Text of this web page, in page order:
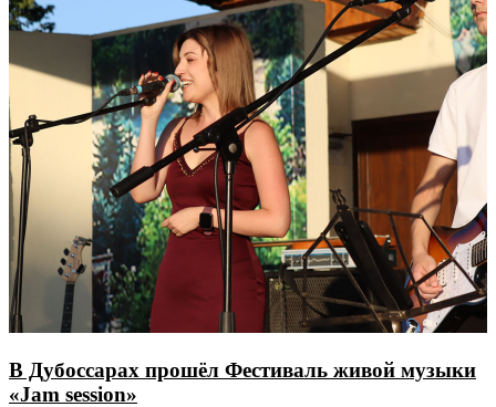
В Дубоссарах прошёл Фестиваль живой музыки
«Jam session»